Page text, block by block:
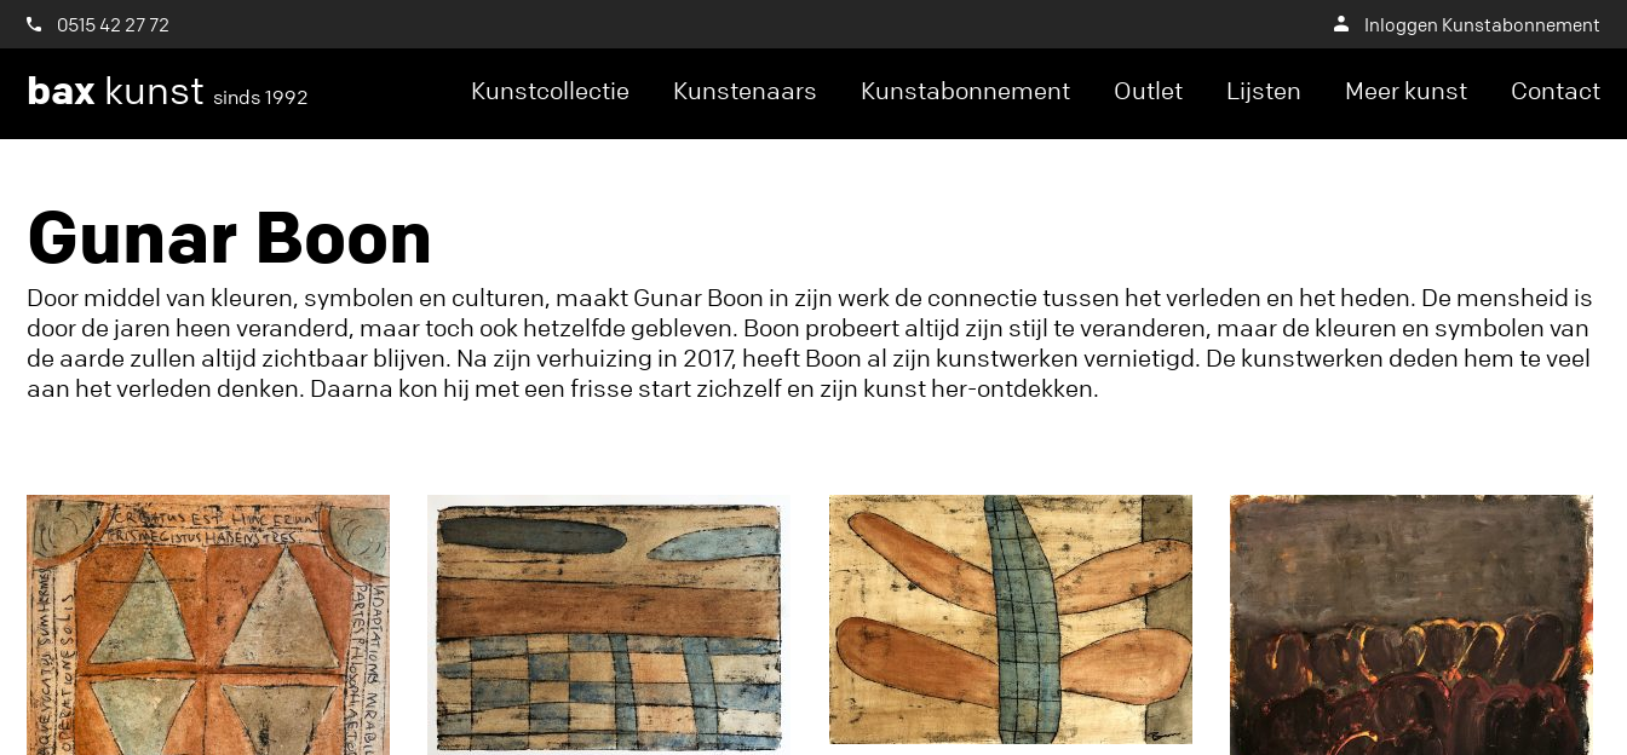
0515 42 27 72 Inloggen Kunstabonnement
bax kunst sinds 1992 Kunstcollectie Kunstenaars Kunstabonnement Outlet Lijsten Meer kunst Contact
Gunar Boon
Door middel van kleuren, symbolen en culturen, maakt Gunar Boon in zijn werk de connectie tussen het verleden en het heden. De mensheid is
door de jaren heen veranderd, maar toch ook hetzelfde gebleven. Boon probeert altijd zijn stijl te veranderen, maar de kleuren en symbolen van
de aarde zullen altijd zichtbaar blijven. Na zijn verhuizing in 2017, heeft Boon al zijn kunstwerken vernietigd. De kunstwerken deden hem te veel
aan het verleden denken. Daarna kon hij met een frisse start zichzelf en zijn kunst her-ontdekken.